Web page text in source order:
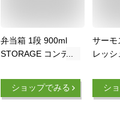
弁当箱 1段 900ml
STORAGE コンテナ
ランチボックス レン
ジ対応 食洗機対応
ショップでみる
サーモ
レッ
ース
シ